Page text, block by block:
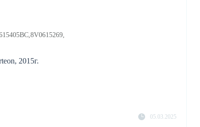
2015г.
05.03.2025